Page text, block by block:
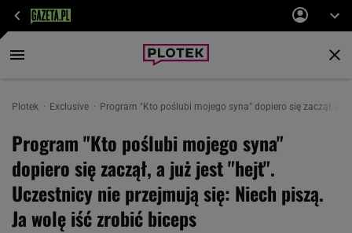
Plotek Exclusive Program "Kto poślubi mojego syna" dopiero się zaczął, a
Program "Kto poślubi mojego syna"
dopiero się zaczął, a już jest "hejt".
Uczestnicy nie przejmują się: Niech piszą.
Ja wolę iść zrobić biceps